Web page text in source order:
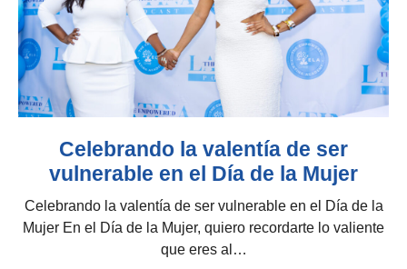
Celebrando la valentía de ser
vulnerable en el Día de la Mujer
Celebrando la valentía de ser vulnerable en el Día de la
Mujer En el Día de la Mujer, quiero recordarte lo valiente
que eres al…